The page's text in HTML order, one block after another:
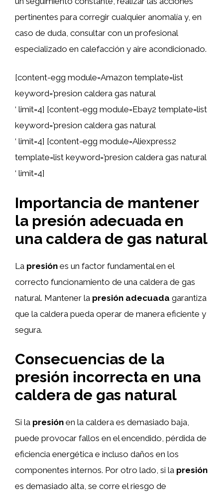
pertinentes para corregir cualquier anomalía y, en
caso de duda, consultar con un profesional
especializado en calefacción y aire acondicionado.
[content-egg module=Amazon template=list
keyword=’presion caldera gas natural
‘ limit=4] [content-egg module=Ebay2 template=list
keyword=’presion caldera gas natural
‘ limit=4] [content-egg module=Aliexpress2
template=list keyword=’presion caldera gas natural
‘ limit=4]
Importancia de mantener
la presión adecuada en
una caldera de gas natural
La presión es un factor fundamental en el
correcto funcionamiento de una caldera de gas
natural. Mantener la presión adecuada garantiza
que la caldera pueda operar de manera eficiente y
segura.
Consecuencias de la
presión incorrecta en una
caldera de gas natural
Si la presión en la caldera es demasiado baja,
puede provocar fallos en el encendido, pérdida de
eficiencia energética e incluso daños en los
componentes internos. Por otro lado, si la presión
es demasiado alta, se corre el riesgo de